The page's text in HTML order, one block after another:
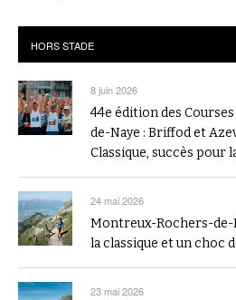
8 juin 2026
44e édition des
de-Naye : Briffod et
Classique, succès
24 mai 2026
Montreux-Rochers-de-
la classique et un choc
23 mai 2026